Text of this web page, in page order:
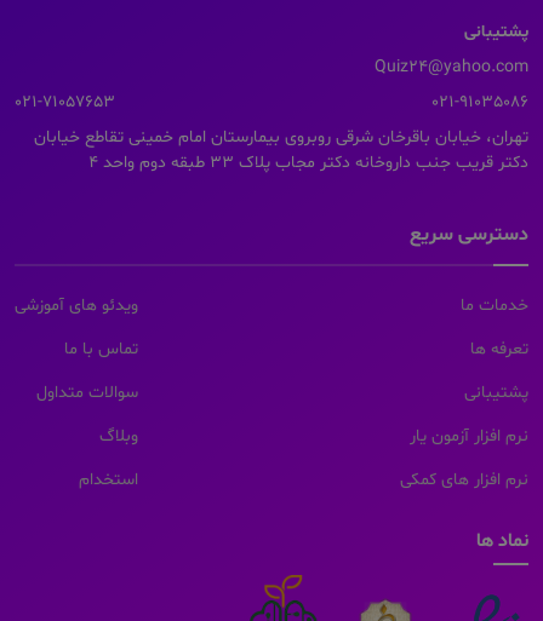
دسترسی سریع
خدمات ما
تعرفه ها
پشتیبانی
نرم افزار آزمون یار
نرم افزار های کمکی
ویدئو های آموزشی
تماس با ما
سوالات متداول
وبلاگ
استخدام
نماد ها
پشتیبانی
Quiz24@yahoo.com
021-91035086
021-71057653
تهران، خیابان باقرخان شرقی روبروی بیمارستان امام خمینی تقاطع خیابان
دکتر قریب جنب داروخانه دکتر مجاب پلاک 33 طبقه دوم واحد 4